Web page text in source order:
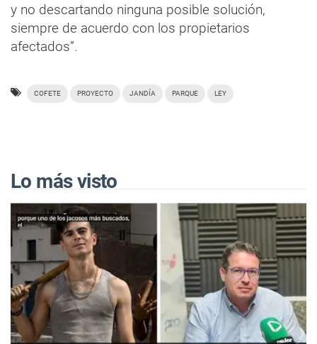
y no descartando ninguna posible solución,
siempre de acuerdo con los propietarios
afectados”.
COFETE PROYECTO JANDÍA PARQUE LEY
Lo más visto